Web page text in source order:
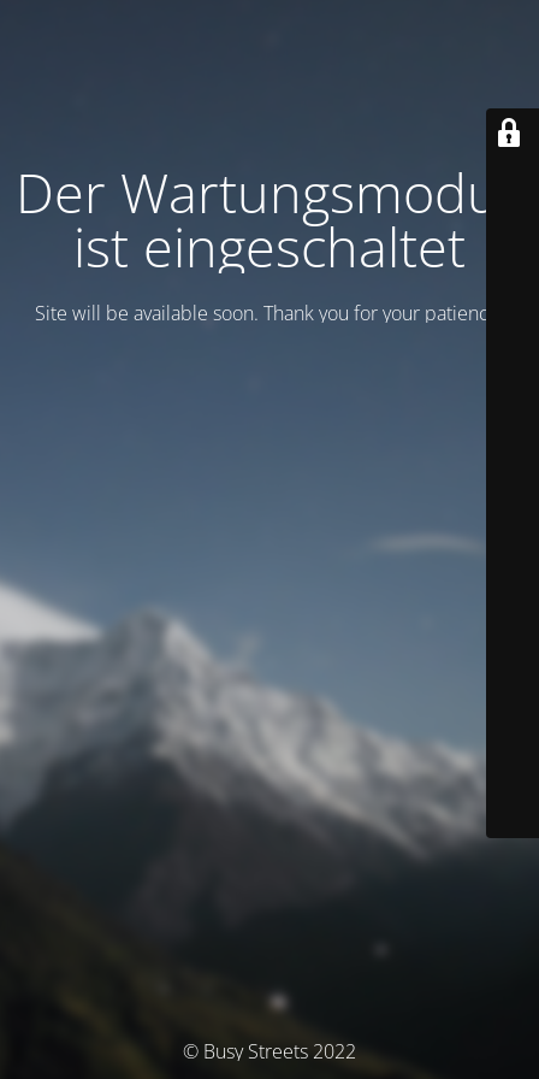
Der Wartungsmodus
ist eingeschaltet
Site will be available soon. Thank you for your patience!
© Busy Streets 2022